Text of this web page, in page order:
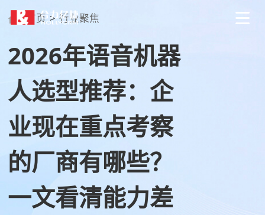
首页 > 行业聚焦
2026年语音机器
人选型推荐：企
业现在重点考察
的厂商有哪些？
一文看清能力差